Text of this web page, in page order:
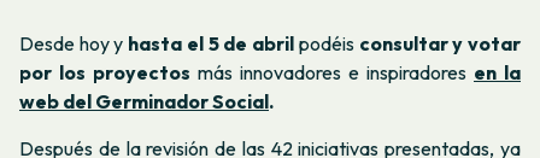
Desde hoy y hasta el 5 de abril podéis consultar y votar
por los proyectos más innovadores e inspiradores en la
web del Germinador Social.
Después de la revisión de las 42 iniciativas presentadas, ya